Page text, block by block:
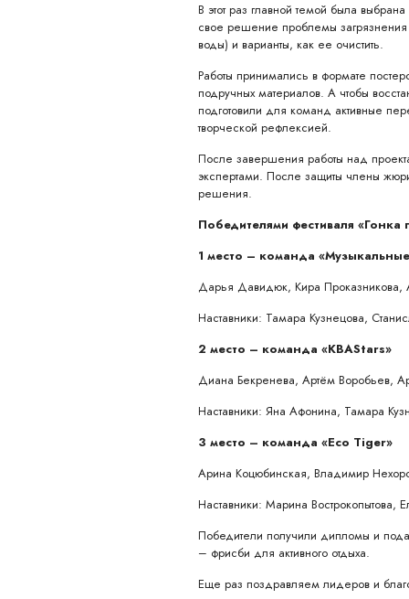
В этот раз главной темой была
свое решение проблемы
воды) и варианты, как ее очистить.
Работы принимались в формате
подручных материалов. А чтобы
подготовили для команд активные
творческой рефлексией.
После завершения работы над
экспертами. После защиты члены
решения.
Победителями фестиваля «Гонка
1 место – команда
Дарья Давидюк, Кира Проказникова,
Наставники: Тамара Кузнецова,
2 место – команда «КВАStars»
Диана Бекренева, Артём Воробьев,
Наставники: Яна Афонина, Тамара
3 место – команда «Eco Tiger»
Арина Коцюбинская, Владимир
Наставники: Марина Вострокопытова,
Победители получили дипломы и
– фрисби для активного отдыха.
Еще раз поздравляем лидеров и